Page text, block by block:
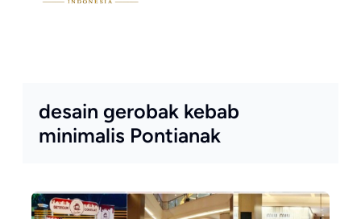
desain gerobak kebab
minimalis Pontianak